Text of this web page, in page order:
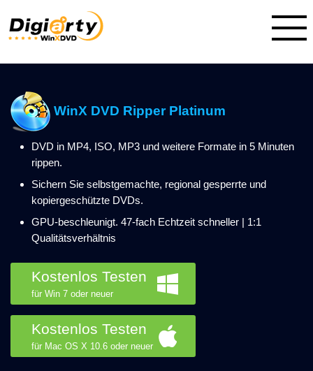
WinX DVD Ripper Platinum
DVD in MP4, ISO, MP3 und weitere Formate in 5 Minuten
rippen.
Sichern Sie selbstgemachte, regional gesperrte und
kopiergeschützte DVDs.
GPU-beschleunigt. 47-fach Echtzeit schneller | 1:1
Qualitätsverhältnis
Kostenlos Testen
für Win 7 oder neuer
Kostenlos Testen
für Mac OS X 10.6 oder neuer